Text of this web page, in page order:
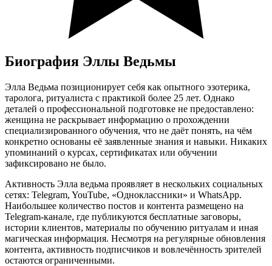
Биография Эллы Ведьмы
Элла Ведьма позиционирует себя как опытного эзотерика,
таролога, ритуалиста с практикой более 25 лет. Однако
деталей о профессиональной подготовке не предоставлено:
женщина не раскрывает информацию о прохождении
специализированного обучения, что не даёт понять, на чём
конкретно основаны её заявленные знания и навыки. Никаких
упоминаний о курсах, сертификатах или обучении
зафиксировано не было.
Активность Элла ведьма проявляет в нескольких социальных
сетях: Telegram, YouTube, «Одноклассники» и WhatsApp.
Наибольшее количество постов и контента размещено на
Telegram-канале, где публикуются бесплатные заговоры,
истории клиентов, материалы по обучению ритуалам и иная
магическая информация. Несмотря на регулярные обновления
контента, активность подписчиков и вовлечённость зрителей
остаются ограниченными.